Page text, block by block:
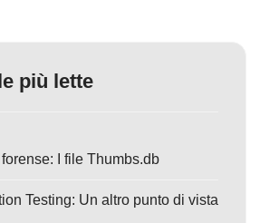
più lette
I file Thumbs.db
Testing: Un altro punto di vista